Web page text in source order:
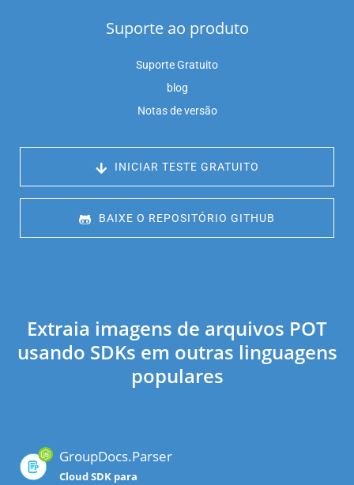
Suporte ao produto
Suporte Gratuito
blog
Notas de versão
INICIAR TESTE GRATUITO
BAIXE O REPOSITÓRIO GITHUB
Extraia imagens de arquivos POT
usando SDKs em outras linguagens
populares
GroupDocs.Parser
Cloud SDK para